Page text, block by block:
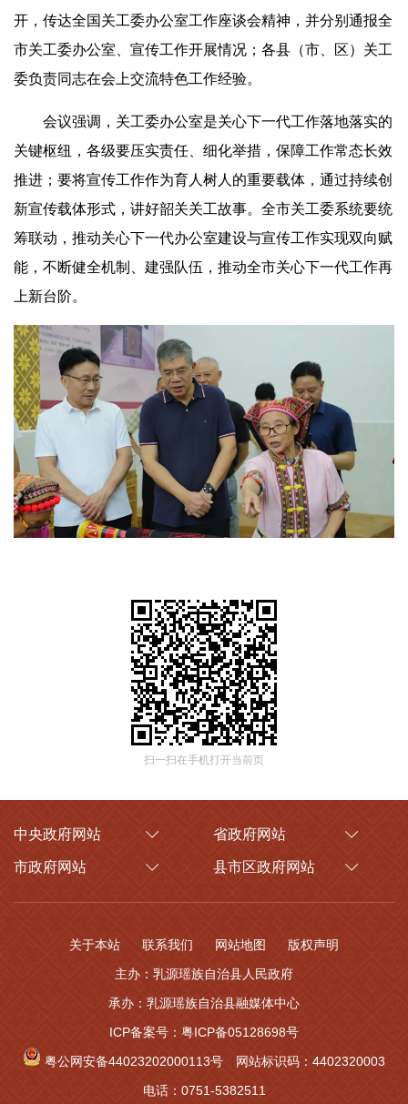
开，传达全国关工委办公室工作座谈会精神，并分别通报全
市关工委办公室、宣传工作开展情况；各县（市、区）关工
委负责同志在会上交流特色工作经验。
会议强调，关工委办公室是关心下一代工作落地落实的
关键枢纽，各级要压实责任、细化举措，保障工作常态长效
推进；要将宣传工作作为育人树人的重要载体，通过持续创
新宣传载体形式，讲好韶关关工故事。全市关工委系统要统
筹联动，推动关心下一代办公室建设与宣传工作实现双向赋
能，不断健全机制、建强队伍，推动全市关心下一代工作再
上新台阶。
扫一扫在手机打开当前页
中央政府网站 省政府网站
市政府网站 县市区政府网站
关于本站 联系我们 网站地图
版权声明
主办：乳源瑶族自治县人民政府
承办：乳源瑶族自治县融媒体中心
ICP备案号：粤ICP备05128698号
粤公网安备44023202000113号
网站标识码：4402320003
电话：0751-5382511